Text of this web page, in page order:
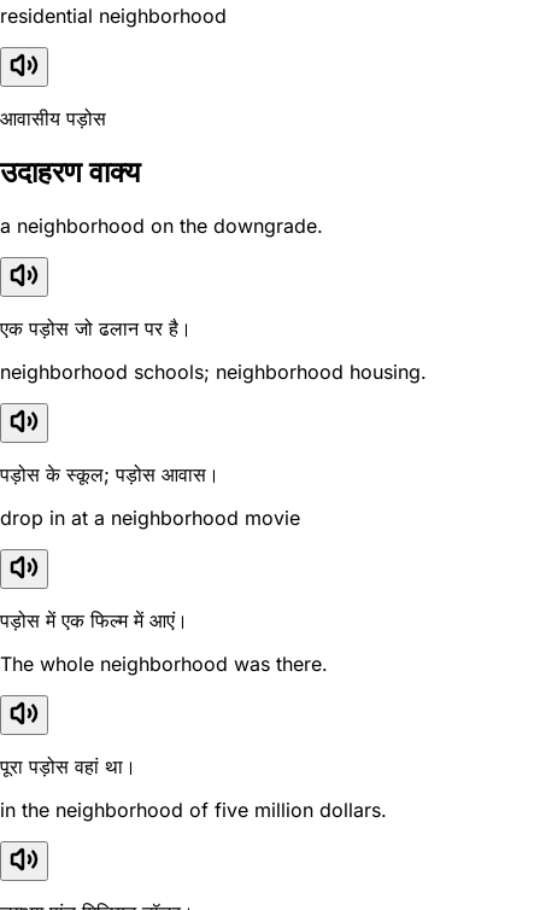
residential neighborhood
आवासीय पड़ोस
उदाहरण वाक्य
a neighborhood on the downgrade.
एक पड़ोस जो ढलान पर है।
neighborhood schools; neighborhood housing.
पड़ोस के स्कूल; पड़ोस आवास।
drop in at a neighborhood movie
पड़ोस में एक फिल्म में आएं।
The whole neighborhood was there.
पूरा पड़ोस वहां था।
in the neighborhood of five million dollars.